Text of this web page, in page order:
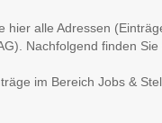
hier alle Adressen
Nachfolgend finden
im Bereich Jobs &